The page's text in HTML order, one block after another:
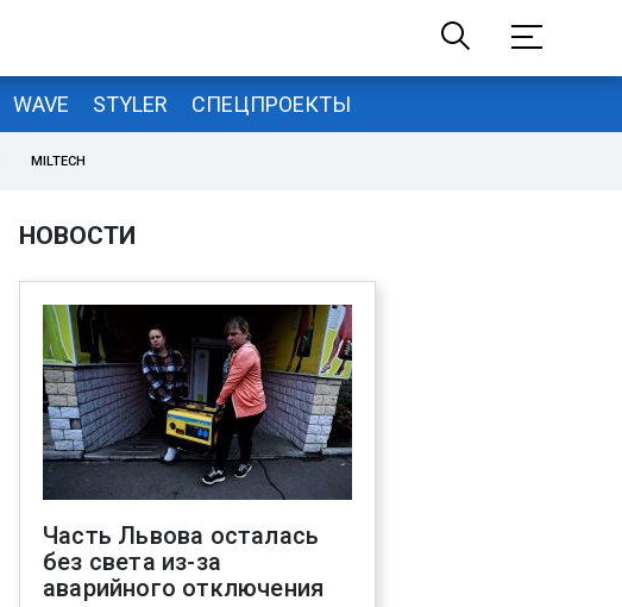
WAVE STYLER СПЕЦПРОЕКТЫ
MILTECH
НОВОСТИ
Часть Львова осталась
без света из-за
аварийного отключения